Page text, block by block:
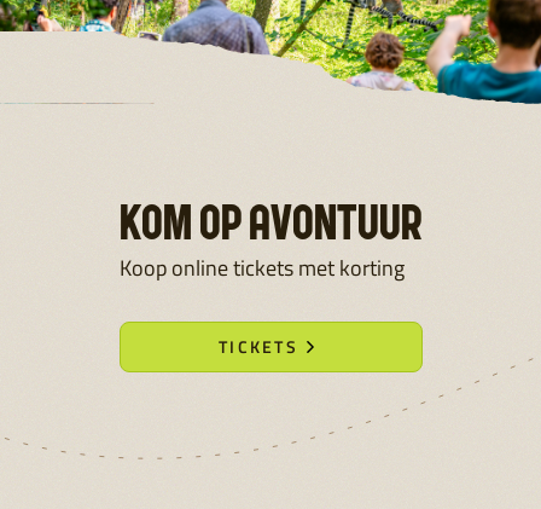
KOM OP AVONTUUR
Koop online tickets met korting
TICKETS